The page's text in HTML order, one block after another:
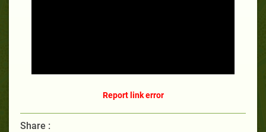
Report link error
Share :